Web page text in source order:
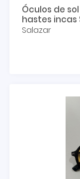
Óculos de
hastes incas
Salazar